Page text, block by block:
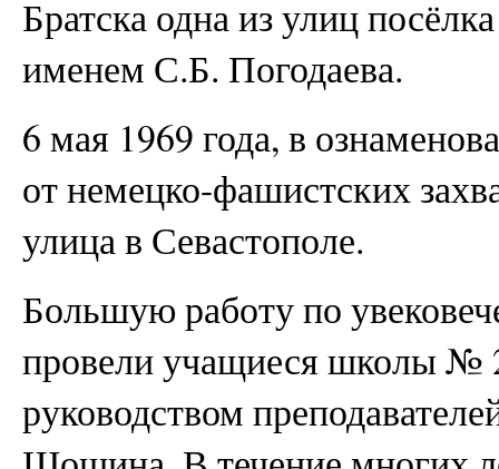
Братска одна из улиц
именем С.Б. Погодаева.
6 мая 1969 года, в
от немецко-фашистских
улица в Севастополе.
Большую работу по
провели учащиеся школы №
руководством